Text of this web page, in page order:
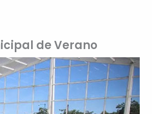
de Verano